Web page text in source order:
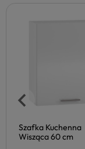
Szafka Kuchenna
Wisząca 60 cm